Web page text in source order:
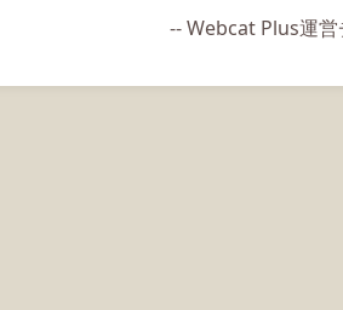
-- Webcat Plus運